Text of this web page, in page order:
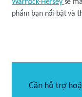
Warnock-Hersey sẽ
phẩm bạn nổi bật và
Cần hỗ trợ